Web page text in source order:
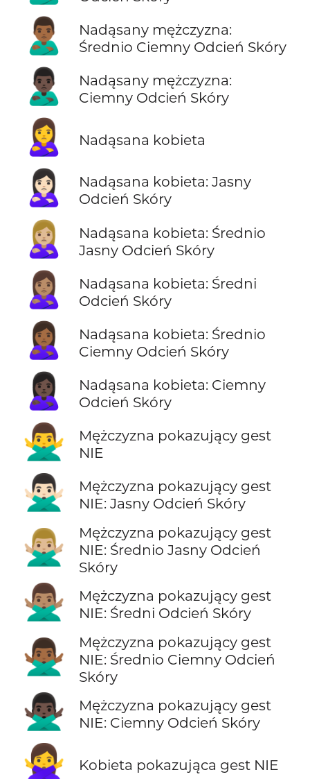
🙎🏾‍♂️
Nadąsany mężczyzna:
Średnio Ciemny Odcień Skóry
🙎🏿‍♂️
Nadąsany mężczyzna:
Ciemny Odcień Skóry
🙎‍♀️ Nadąsana kobieta
🙎🏻‍♀️
Nadąsana kobieta: Jasny
Odcień Skóry
🙎🏼‍♀️
Nadąsana kobieta: Średnio
Jasny Odcień Skóry
🙎🏽‍♀️
Nadąsana kobieta: Średni
Odcień Skóry
🙎🏾‍♀️
Nadąsana kobieta: Średnio
Ciemny Odcień Skóry
🙎🏿‍♀️
Nadąsana kobieta: Ciemny
Odcień Skóry
🙅‍♂️
Mężczyzna pokazujący gest
NIE
🙅🏻‍♂️
Mężczyzna pokazujący gest
NIE: Jasny Odcień Skóry
🙅🏼‍♂️
Mężczyzna pokazujący gest
NIE: Średnio Jasny Odcień
Skóry
🙅🏽‍♂️
Mężczyzna pokazujący gest
NIE: Średni Odcień Skóry
🙅🏾‍♂️
Mężczyzna pokazujący gest
NIE: Średnio Ciemny Odcień
Skóry
🙅🏿‍♂️
Mężczyzna pokazujący gest
NIE: Ciemny Odcień Skóry
🙅‍♀️ Kobieta pokazująca gest NIE